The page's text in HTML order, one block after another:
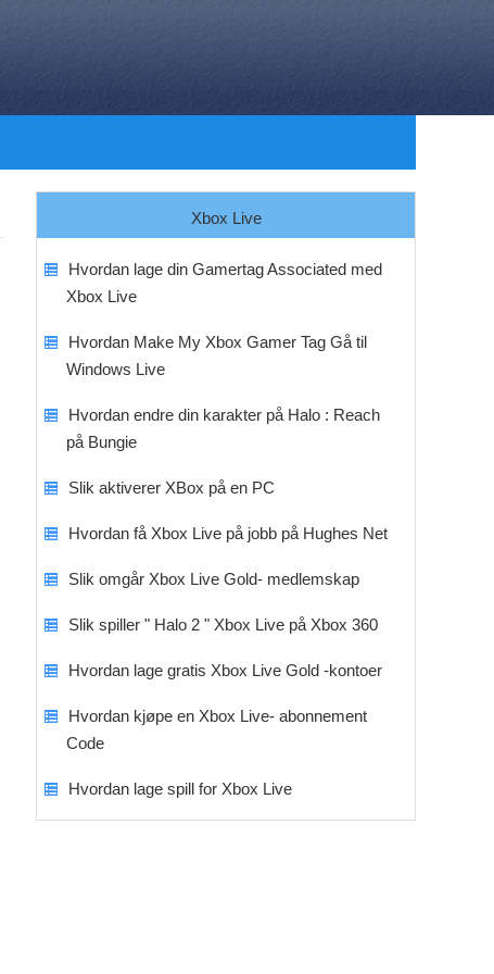
Xbox Live
Hvordan lage din Gamertag Associated med
Xbox Live
Hvordan Make My Xbox Gamer Tag Gå til
Windows Live
Hvordan endre din karakter på Halo : Reach
på Bungie
Slik aktiverer XBox på en PC
Hvordan få Xbox Live på jobb på Hughes Net
Slik omgår Xbox Live Gold- medlemskap
Slik spiller " Halo 2 " Xbox Live på Xbox 360
Hvordan lage gratis Xbox Live Gold -kontoer
Hvordan kjøpe en Xbox Live- abonnement
Code
Hvordan lage spill for Xbox Live